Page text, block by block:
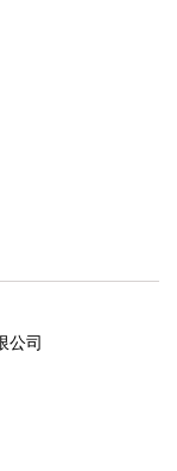
公司